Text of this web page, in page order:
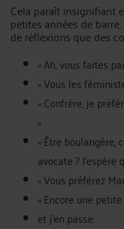
Cela paraît insignifiant
petites années de
de réflexions que des
« Ah, vous faites
« Vous les
« Confrère, je
»
« Être boulangère,
avocate ?
« Vous préférez
« Encore une
et j’en passe.